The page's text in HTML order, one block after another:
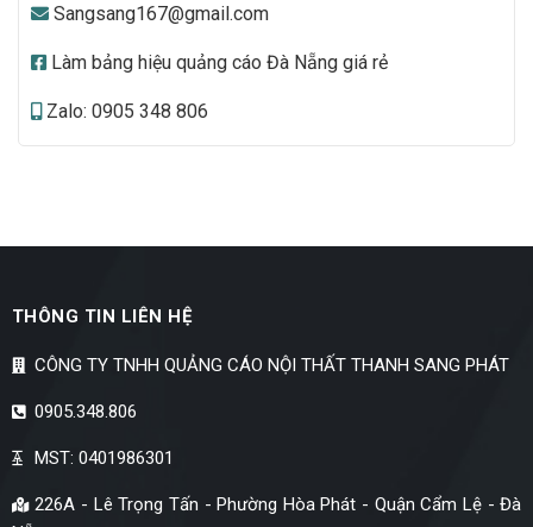
Sangsang167@gmail.com
Làm bảng hiệu quảng cáo Đà Nẵng giá rẻ
Zalo: 0905 348 806
THÔNG TIN LIÊN HỆ
CÔNG TY TNHH QUẢNG CÁO NỘI THẤT THANH SANG PHÁT
0905.348.806
MST: 0401986301
226A - Lê Trọng Tấn - Phường Hòa Phát - Quận Cẩm Lệ - Đà